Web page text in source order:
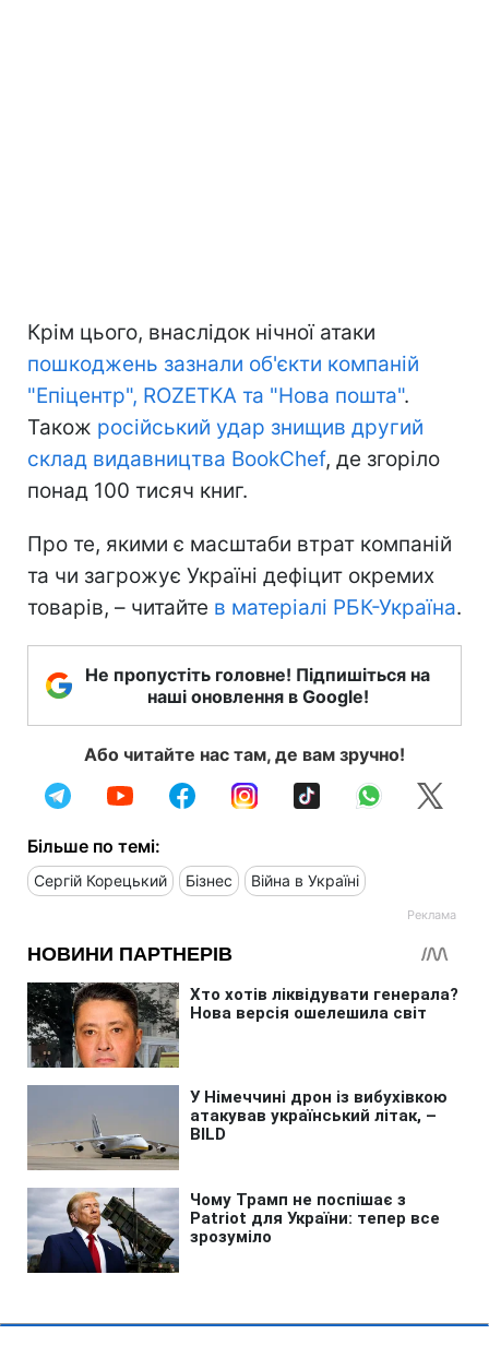
Крім цього, внаслідок нічної атаки
пошкоджень зазнали об'єкти компаній
"Епіцентр", ROZETKA та "Нова пошта".
Також російський удар знищив другий
склад видавництва BookChef, де згоріло
понад 100 тисяч книг.
Про те, якими є масштаби втрат компаній
та чи загрожує Україні дефіцит окремих
товарів, – читайте в матеріалі РБК-Україна.
Не пропустіть головне! Підпишіться на
наші оновлення в Google!
Або читайте нас там, де вам зручно!
Більше по темі:
Сергій Корецький Бізнес Війна в Україні